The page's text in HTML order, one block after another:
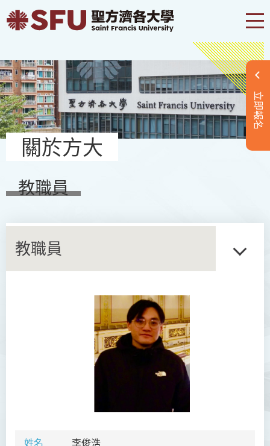
立即報名
關於方大
教職員
教職員
姓名 李俊浩
學院簡介
院長的話
陳善偉教授